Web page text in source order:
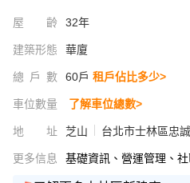
屋齡 32年
建築形態 華廈
總戶數 60戶 租戶佔比多少>
車位數量 了解車位總數>
地址 芝山 台北市士林區忠
更多信息 基礎資訊、營運管理、